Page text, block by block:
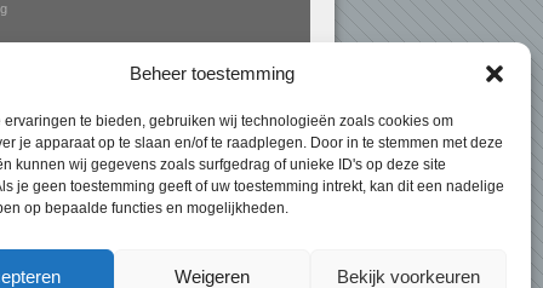
Beheer toestemming
ervaringen te bieden, gebruiken wij technologieën zoals cookies om
je apparaat op te slaan en/of te raadplegen. Door in te stemmen met deze
kunnen wij gegevens zoals surfgedrag of unieke ID's op deze site
je geen toestemming geeft of uw toestemming intrekt, kan dit een nadelige
op bepaalde functies en mogelijkheden.
Weigeren Bekijk voorkeuren
Expert> Markiezen Landgraaf – hoogte
prijzen!